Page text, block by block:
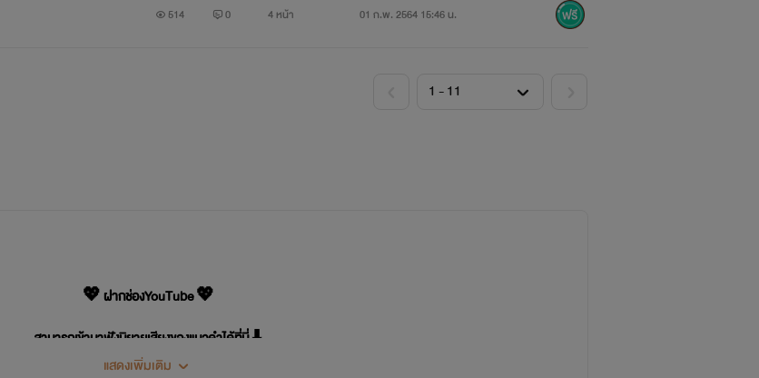
514 0 4 หน้า 01 ก.พ. 2564 15:46 น.
💖 ฝากช่องYouTube 💖
สามารถเข้ามาฟังนิยายเสียงของแมวดำได้ที่นี่ ⬇️
แสดงเพิ่มเติม